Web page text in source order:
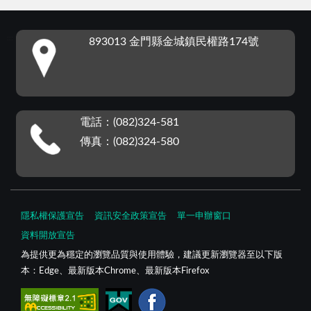
893013 金門縣金城鎮民權路174號
電話：(082)324-581
傳真：(082)324-580
隱私權保護宣告 資訊安全政策宣告 單一申辦窗口
資料開放宣告
為提供更為穩定的瀏覽品質與使用體驗，建議更新瀏覽器至以下版
本：Edge、最新版本Chrome、最新版本Firefox